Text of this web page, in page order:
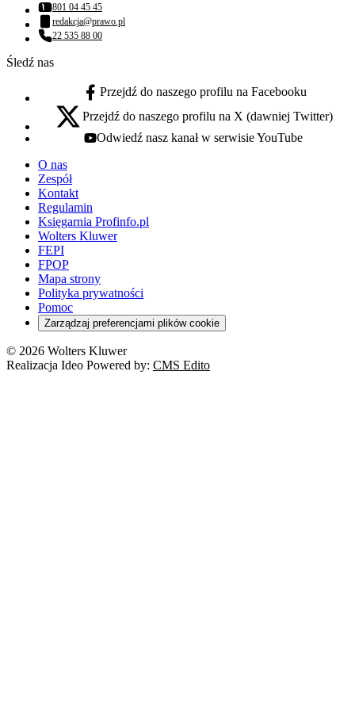
Numer telefonu:
801 04 45 45
Adres email:
redakcja@prawo.pl
Numer telefonu:
22 535 88 00
Śledź nas
facebook - otwiera się w nowej karcie
Przejdź do naszego profilu na Facebooku
x - otwiera się w nowej karcie
Przejdź do naszego profilu na X (dawniej Twitter)
youtube - otwiera się w nowej karcie
Odwiedź nasz kanał w serwisie YouTube
O nas
Zespół
Kontakt
Regulamin
Księgarnia Profinfo.pl
Wolters Kluwer
FEPI
FPOP
Mapa strony
Polityka prywatności
Pomoc
Zarządzaj preferencjami plików cookie
© 2026 Wolters Kluwer
Realizacja Ideo Powered by: CMS Edito